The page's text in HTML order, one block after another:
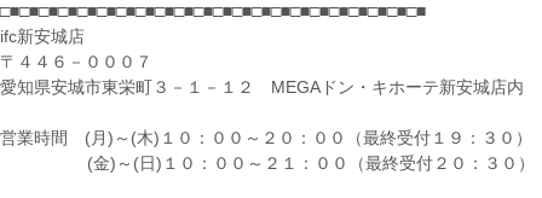
□■□■□■□■□■□■□■□■□■□■□■□■□■□■□■□■□■□■□■□■□■□■
ifc新安城店
〒４４６－０００７
愛知県安城市東栄町３－１－１２ MEGAドン・キホーテ新安城店内
営業時間 (月)～(木)１０：００～２０：００（最終受付１９：３０）
(金)～(日)１０：００～２１：００（最終受付２０：３０）